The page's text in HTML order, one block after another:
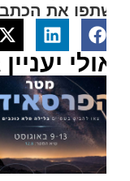
את הכתבה
יעניין